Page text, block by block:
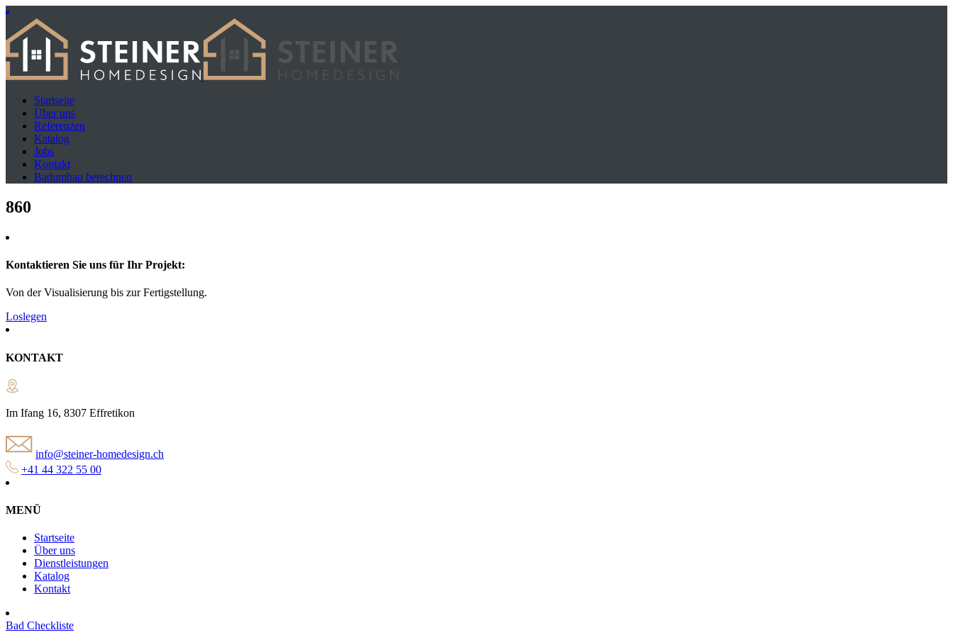
Startseite
Über uns
Referenzen
Katalog
Jobs
Kontakt
Badumbau berechnen
860
Kontaktieren Sie uns für Ihr Projekt:
Von der Visualisierung bis zur Fertigstellung.
Loslegen
KONTAKT
Im Ifang 16, 8307 Effretikon
info@steiner-homedesign.ch
+41 44 322 55 00
MENÜ
Startseite
Über uns
Dienstleistungen
Katalog
Kontakt
Bad Checkliste